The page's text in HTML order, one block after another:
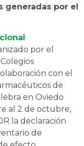
generadas por el
por el
con el
de
en Oviedo
al 2 de octubre,
la declaración
de